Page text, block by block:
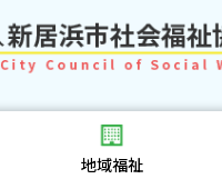
地域福祉